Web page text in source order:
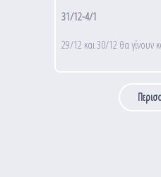
31/12-4/1
29/12 και 30/12 θα γίνουν